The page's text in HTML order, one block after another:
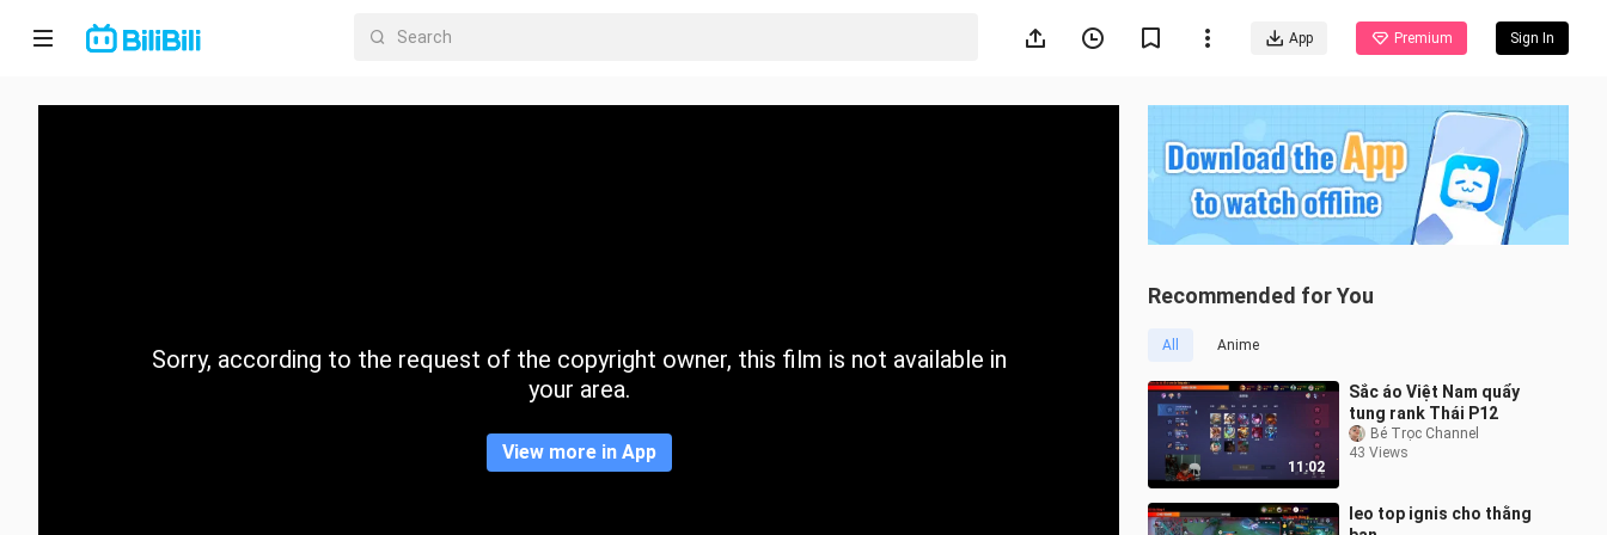
App Premium Sign In
Home
CategorySorry, according to the request of the copyright owner, this film is not available in
your area.
View more in App
Recommended for You
All Anime
11:02
Sắc áo Việt Nam quẩy
tung rank Thái P12
Bé Trọc Channel
43 Views
leo top ignis cho thằng